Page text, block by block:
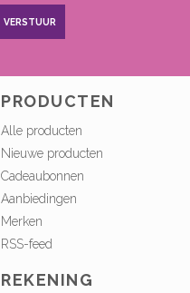
VERSTUUR
PRODUCTEN
Alle producten
Nieuwe producten
Cadeaubonnen
Aanbiedingen
Merken
RSS-feed
REKENING